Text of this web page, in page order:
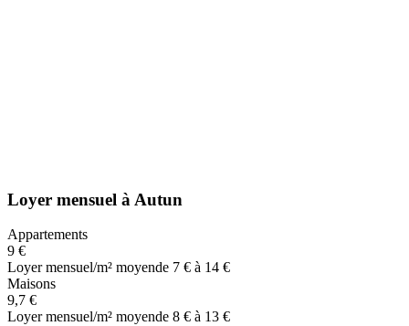
Loyer mensuel à Autun
Appartements
9 €
Loyer mensuel/m² moyende 7 € à 14 €
Maisons
9,7 €
Loyer mensuel/m² moyende 8 € à 13 €